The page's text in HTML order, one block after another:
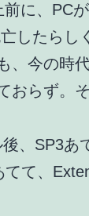
に、PCが
したらし
今の時
おらず。
、SP3あ
て、